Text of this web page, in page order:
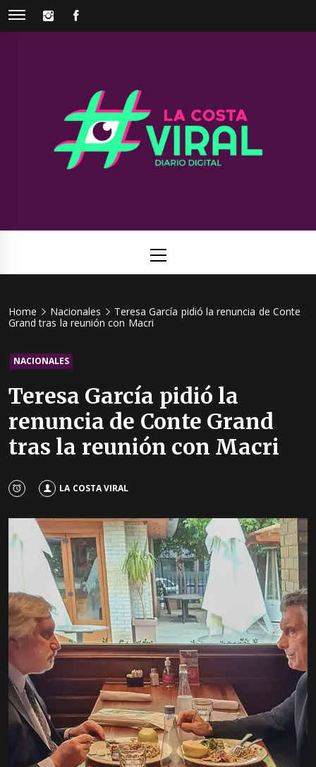
Skip
INSTAGRAM
Viral
Menu
Home Nacionales
Teresa García pidió la renuncia de Conte
Grand tras la reunión con Macri
NACIONALES
Teresa García pidió la
renuncia de Conte Grand
tras la reunión con Macri
LA COSTA VIRAL